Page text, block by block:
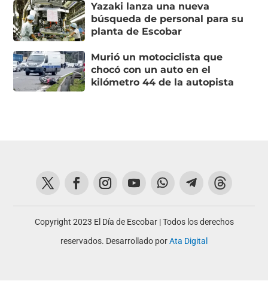
Yazaki lanza una nueva
búsqueda de personal para su
planta de Escobar
Murió un motociclista que
chocó con un auto en el
kilómetro 44 de la autopista
Copyright 2023 El Día de Escobar | Todos los derechos
reservados. Desarrollado porAta Digital